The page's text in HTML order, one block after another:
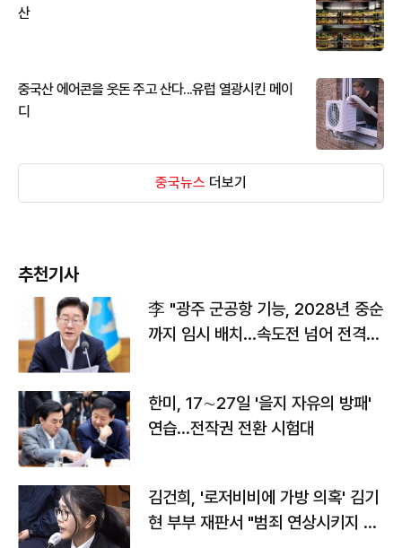
산
중국산 에어콘을 웃돈 주고 산다...유럽 열광시킨 메이
디
중국뉴스 더보기
추천기사
李 "광주 군공항 기능, 2028년 중순
까지 임시 배치…속도전 넘어 전격
한미, 17∼27일 '을지 자유의 방패'
연습…전작권 전환 시험대
김건희, '로저비비에 가방 의혹' 김기
현 부부 재판서 "범죄 연상시키지 말